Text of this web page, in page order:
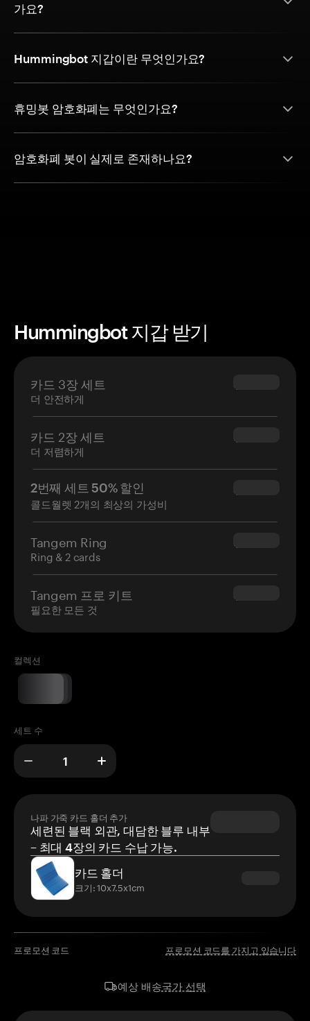
가요?
Hummingbot 지갑이란 무엇인가요?
휴밍봇 암호화폐는 무엇인가요?
암호화폐 봇이 실제로 존재하나요?
Hummingbot 지갑 받기
카드 3장 세트
더 안전하게
$69.90
카드 2장 세트
더 저렴하게
$54.90
2번째 세트 50% 할인
콜드월렛 2개의 최상의 가성비
$34.95
Tangem Ring
Ring & 2 cards
$160.00
Tangem 프로 키트
필요한 모든 것
$180.00
컬렉션
세트 수
나파 가죽 카드 홀더 추가
세련된 블랙 외관, 대담한 블루 내부
– 최대 4장의 카드 수납 가능.
카드 홀더
크기: 10x7.5x1cm
프로모션 코드 프로모션 코드를 가지고 있습니다
예상 배송국가 선택